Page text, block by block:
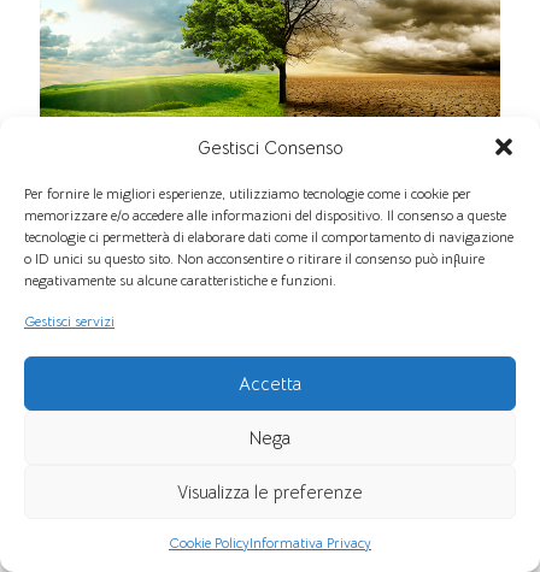
Gestisci Consenso
Per fornire le migliori esperienze, utilizziamo tecnologie come i cookie per
memorizzare e/o accedere alle informazioni del dispositivo. Il consenso a queste
tecnologie ci permetterà di elaborare dati come il comportamento di navigazione
o ID unici su questo sito. Non acconsentire o ritirare il consenso può influire
negativamente su alcune caratteristiche e funzioni.
Gestisci servizi
Accetta
Nega
Visualizza le preferenze
Cookie PolicyInformativa Privacy
Energia Rinnovabile
notizie dal mondo dell’ energia Il clima sta cambiando e resta
2 Continua